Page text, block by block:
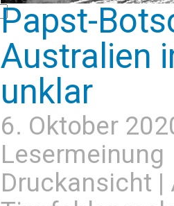
Papst-
Australien
unklar
6. Oktober
Lesermeinung
Druckansicht |